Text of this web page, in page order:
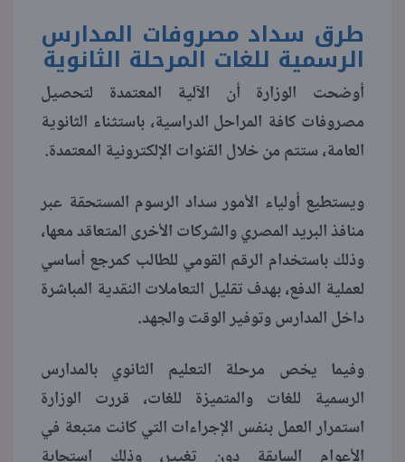
طرق سداد مصروفات المدارس
الرسمية للغات المرحلة الثانوية
أوضحت الوزارة أن الآلية المعتمدة لتحصيل
مصروفات كافة المراحل الدراسية، باستثناء الثانوية
العامة، ستتم من خلال القنوات الإلكترونية المعتمدة.
ويستطيع أولياء الأمور سداد الرسوم المستحقة عبر
منافذ البريد المصري والشركات الأخرى المتعاقد معها،
وذلك باستخدام الرقم القومي للطالب كمرجع أساسي
لعملية الدفع، بهدف تقليل التعاملات النقدية المباشرة
داخل المدارس وتوفير الوقت والجهد.
وفيما يخص مرحلة التعليم الثانوي بالمدارس
الرسمية للغات والمتميزة للغات، قررت الوزارة
استمرار العمل بنفس الإجراءات التي كانت متبعة في